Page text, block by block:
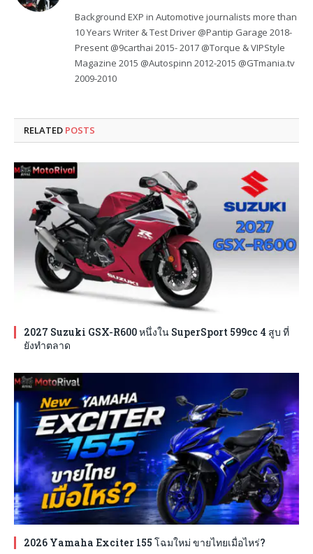
Background EXP in Automotive journalists more than
10 Years Writer & Test Driver @Pantip Garage 2018-
Present @9carthai 2015- 2017 @Torque & VIPStyle
Magazine 2015 @Autospinn 2012-2015 @GTmania.tv
2009-2010
RELATED POSTS
2027 Suzuki GSX-R600 หนึ่งใน SuperSport 599cc 4 สูบ ที่
ยังทำตลาด
2026 Yamaha Exciter 155 โฉมใหม่ ขายไทยเมื่อไหร่?